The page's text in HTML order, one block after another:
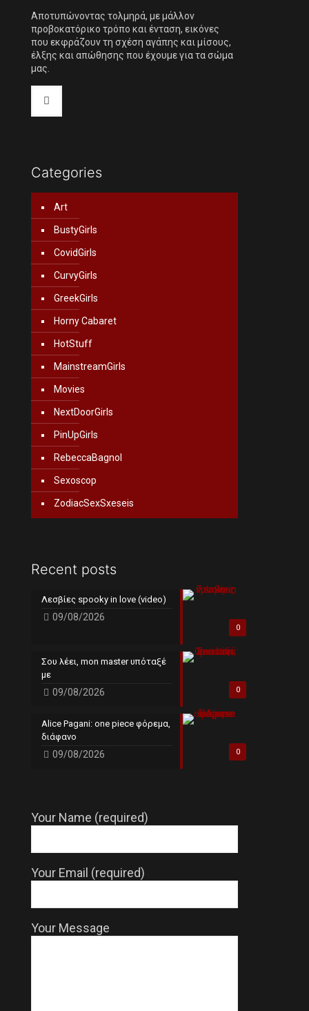
Αποτυπώνοντας τολμηρά, με μάλλον
προβοκατόρικο τρόπο και ένταση, εικόνες
που εκφράζουν τη σχέση αγάπης και μίσους,
έλξης και απώθησης που έχουμε για τα σώμα
μας.
Categories
Art
BustyGirls
CovidGirls
CurvyGirls
GreekGirls
Horny Cabaret
HotStuff
MainstreamGirls
Movies
NextDoorGirls
PinUpGirls
RebeccaBagnol
Sexoscop
ZodiacSexSxeseis
Recent posts
0
Λεσβίες spooky in love (video)
09/08/2026
0
Σου λέει, mon master υπόταξέ
με
09/08/2026
0
Alice Pagani: one piece φόρεμα,
διάφανο
09/08/2026
Your Name (required)
Your Email (required)
Your Message